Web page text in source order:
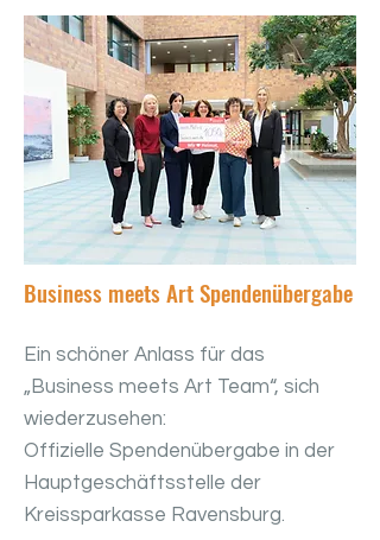
Business meets Art Spendenübergabe
Ein schöner Anlass für das
„Business meets Art Team“, sich
wiederzusehen:
Offizielle Spendenübergabe in der
Hauptgeschäftsstelle der
Kreissparkasse Ravensburg.